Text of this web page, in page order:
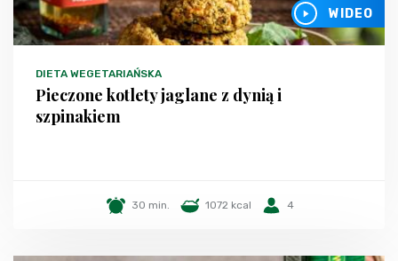
WIDEO
DIETA WEGETARIAŃSKA
Pieczone kotlety jaglane z dynią i
szpinakiem
30 min. 1072 kcal 4